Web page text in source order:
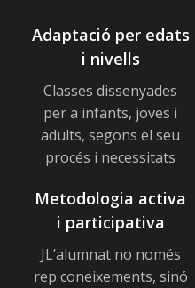
Adaptació per edats
i nivells
Classes dissenyades
per a infants, joves i
adults, segons el seu
procés i necessitats
Metodologia activa
i participativa
JL’alumnat no només
rep coneixements, sinó